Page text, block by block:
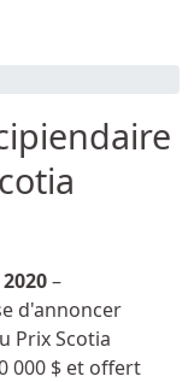
–
d'annoncer
Prix Scotia
000 $ et offert